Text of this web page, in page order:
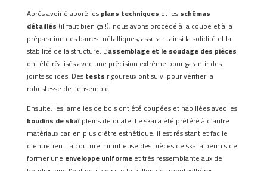
Après avoir élaboré les plans techniques et les schémas
détaillés (il faut bien ça !), nous avons procédé à la coupe et à la
préparation des barres métalliques, assurant ainsi la solidité et la
stabilité de la structure. L’assemblage et le soudage des pièces
ont été réalisés avec une précision extrême pour garantir des
joints solides. Des tests rigoureux ont suivi pour vérifier la
robustesse de l’ensemble
Ensuite, les lamelles de bois ont été coupées et habillées avec les
boudins de skaïpleins de ouate. Le skaï a été préféré à d’autre
matériaux car, en plus d’être esthétique, il est résistant et facile
d’entretien. La couture minutieuse des pièces de skaï a permis de
former une enveloppe uniformeet très ressemblante aux de